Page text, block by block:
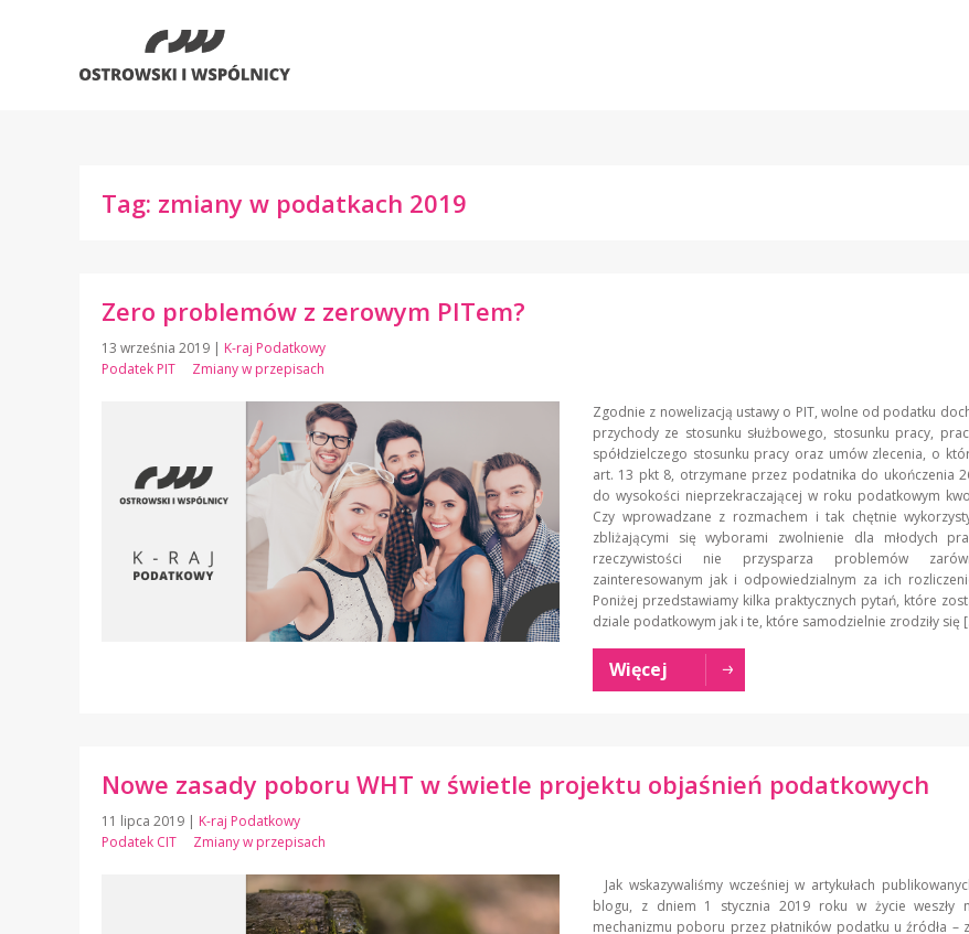
Tag: zmiany w podatkach 2019
Zero problemów z zerowym PITem?
13 września 2019 | K-raj Podatkowy
Podatek PIT
Zmiany w przepisach
Zgodnie z nowelizacją ustawy o PIT, wolne od podatku
przychody ze stosunku służbowego, stosunku pracy,
spółdzielczego stosunku pracy oraz umów zlecenia, o
art. 13 pkt 8, otrzymane przez podatnika do ukończenia
do wysokości nieprzekraczającej w roku podatkowym
Czy wprowadzane z rozmachem i tak chętnie
zbliżającymi się wyborami zwolnienie dla młodych
rzeczywistości nie przysparza problemów
zainteresowanym jak i odpowiedzialnym za ich
Poniżej przedstawiamy kilka praktycznych pytań, które
dziale podatkowym jak i te, które samodzielnie zrodziły się
Więcej
Nowe zasady poboru WHT w świetle projektu objaśnień podatkowych
11 lipca 2019 | K-raj Podatkowy
Podatek CIT
Zmiany w przepisach
Jak wskazywaliśmy wcześniej w artykułach
blogu, z dniem 1 stycznia 2019 roku w życie weszły
mechanizmu poboru przez płatników podatku u źródła –